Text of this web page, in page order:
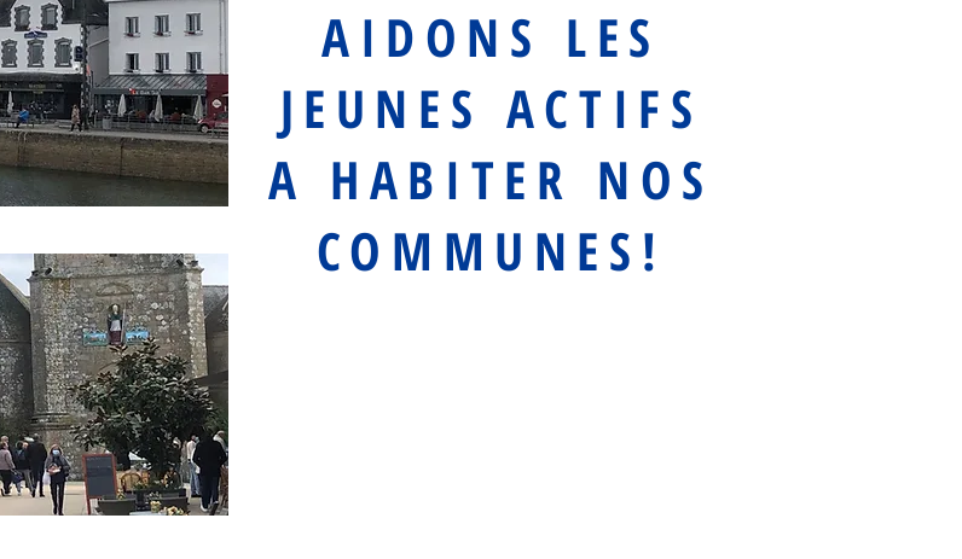
AIDONS LES
JEUNES ACTIFS
A HABITER NOS
COMMUNES!